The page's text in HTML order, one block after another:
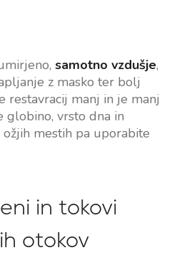
samotno vzdušje,
z masko ter bolj
restavracij manj in je manj
globino, vrsto dna in
ožjih mestih pa uporabite
in tokovi
otokov